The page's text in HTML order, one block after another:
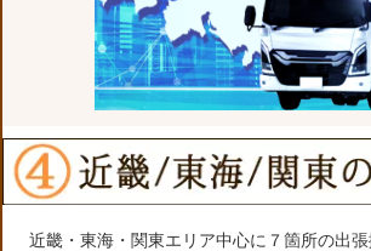
近畿・東海・関東エリア中心に７箇所の出